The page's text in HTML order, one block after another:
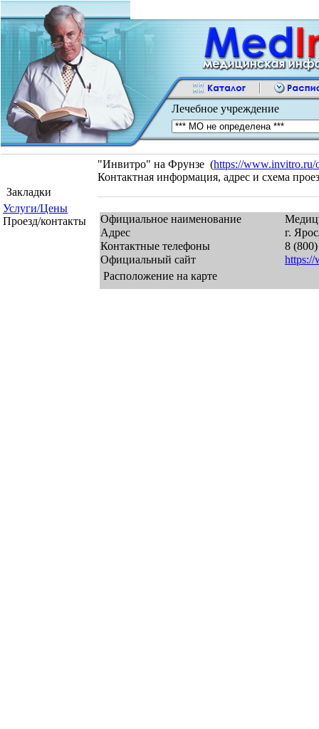
Лечебное учреждение
Закладки
Услуги/Цены
Проезд/контакты
"Инвитро" на Фрунзе (https://www.invitro.ru/
Контактная информация, адрес и схема
Официальное наименование
Адрес
г.
Контактные телефоны
8
Официальный сайт
https://
Расположение на карте